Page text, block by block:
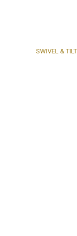
SWIVEL &